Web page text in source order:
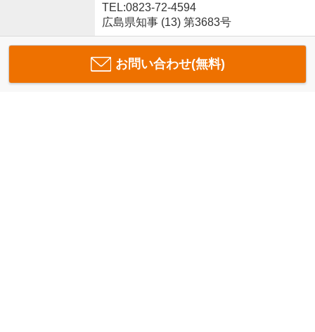
TEL:0823-72-4594
広島県知事 (13) 第3683号
お問い合わせ(無料)